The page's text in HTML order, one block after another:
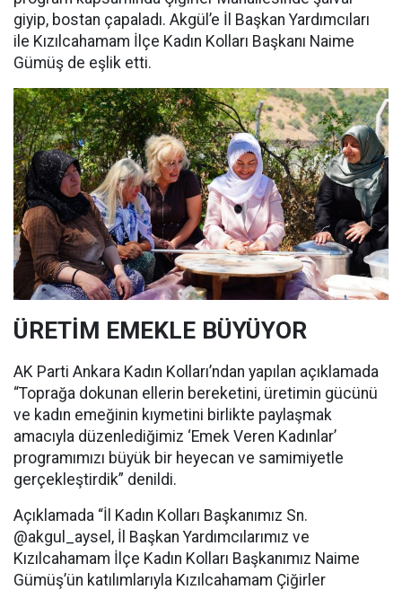
giyip, bostan çapaladı. Akgül’e İl Başkan Yardımcıları
ile Kızılcahamam İlçe Kadın Kolları Başkanı Naime
Gümüş de eşlik etti.
ÜRETİM EMEKLE BÜYÜYOR
AK Parti Ankara Kadın Kolları’ndan yapılan açıklamada
“Toprağa dokunan ellerin bereketini, üretimin gücünü
ve kadın emeğinin kıymetini birlikte paylaşmak
amacıyla düzenlediğimiz ‘Emek Veren Kadınlar’
programımızı büyük bir heyecan ve samimiyetle
gerçekleştirdik” denildi.
Açıklamada “İl Kadın Kolları Başkanımız Sn.
@akgul_aysel, İl Başkan Yardımcılarımız ve
Kızılcahamam İlçe Kadın Kolları Başkanımız Naime
Gümüş’ün katılımlarıyla Kızılcahamam Çiğirler